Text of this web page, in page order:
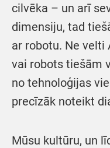
cilvēka – un arī
dimensiju, tad
ar robotu. Ne velti
vai robots tiešām
no tehnoloģijas
precīzāk noteikt
Mūsu kultūru, un